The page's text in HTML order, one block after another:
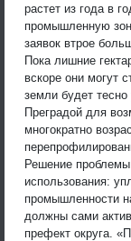
растет из года в
промышленную
заявок втрое
Пока лишние
вскоре они могут
земли будет
Преградой для
многократно
Решение
использования:
промышленности
должны сами
префект округа.